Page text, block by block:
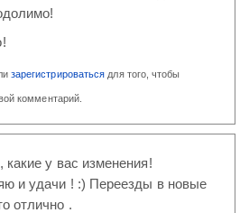
зарегистрироваться для того, чтобы
комментарий.
у вас изменения!
и удачи ! :) Переезды в новые
отлично .